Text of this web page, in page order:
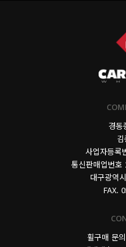
경동
사업자등록
통신판매업번
대구광역
FAX.
휠구매 문